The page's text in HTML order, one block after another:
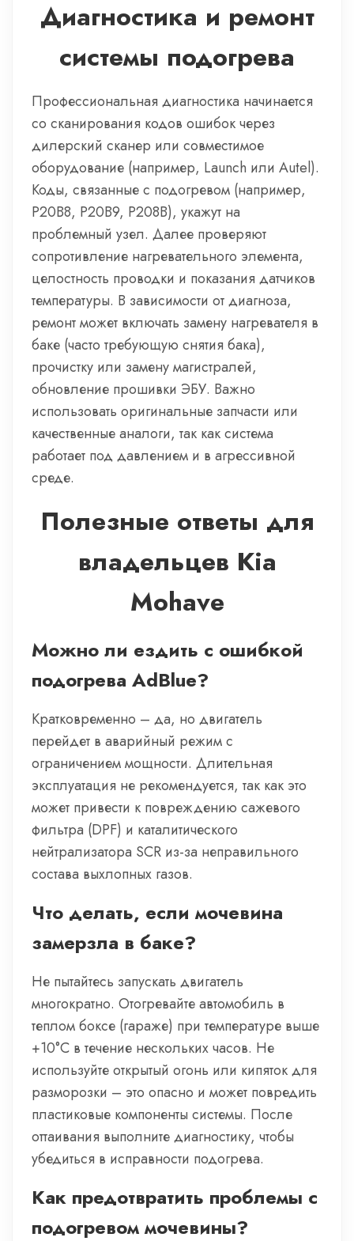
Диагностика и ремонт
системы подогрева
Профессиональная диагностика начинается
со сканирования кодов ошибок через
дилерский сканер или совместимое
оборудование (например, Launch или Autel).
Коды, связанные с подогревом (например,
P20B8, P20B9, P208B), укажут на
проблемный узел. Далее проверяют
сопротивление нагревательного элемента,
целостность проводки и показания датчиков
температуры. В зависимости от диагноза,
ремонт может включать замену нагревателя в
баке (часто требующую снятия бака),
прочистку или замену магистралей,
обновление прошивки ЭБУ. Важно
использовать оригинальные запчасти или
качественные аналоги, так как система
работает под давлением и в агрессивной
среде.
Полезные ответы для
владельцев Kia
Mohave
Можно ли ездить с ошибкой
подогрева AdBlue?
Кратковременно – да, но двигатель
перейдет в аварийный режим с
ограничением мощности. Длительная
эксплуатация не рекомендуется, так как это
может привести к повреждению сажевого
фильтра (DPF) и каталитического
нейтрализатора SCR из-за неправильного
состава выхлопных газов.
Что делать, если мочевина
замерзла в баке?
Не пытайтесь запускать двигатель
многократно. Отогревайте автомобиль в
теплом боксе (гараже) при температуре выше
+10°C в течение нескольких часов. Не
используйте открытый огонь или кипяток для
разморозки – это опасно и может повредить
пластиковые компоненты системы. После
оттаивания выполните диагностику, чтобы
убедиться в исправности подогрева.
Как предотвратить проблемы с
подогревом мочевины?